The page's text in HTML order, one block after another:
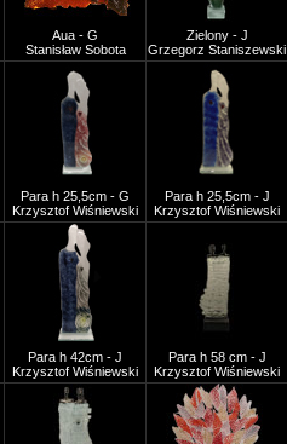
Aua - G
Stanisław Sobota
Zielony - J
Grzegorz Staniszewski
Para h 25,5cm - G
Krzysztof Wiśniewski
Para h 25,5cm - J
Krzysztof Wiśniewski
Para h 42cm - J
Krzysztof Wiśniewski
Para h 58 cm - J
Krzysztof Wiśniewski